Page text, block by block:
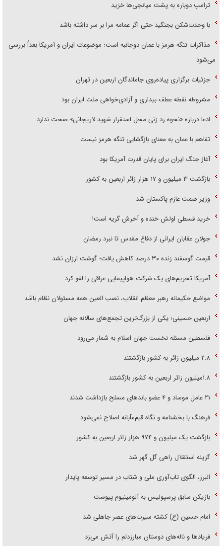
ترامپ دوباره به پشت میانجی‌ها خزید
با وحدت‌شکن بجنگید حتی اگر عمامه مرا بر سر داشته باشد
مذاکرات تنگه هرمز با عمان دوجانبه است؛ موضوعات ایران و آمریکا بعداً بررسی
می‌شود
جزئیات برگزاری پیاده‌روی جاماندگان اربعین در تهران
مشروطه نقطه عطف بیداری و آزادی‌خواهی ملت ایران بود
ادعا درباره «نحوه رد زنی محل استقرار شهید لاریجانی» صحت ندارد
تفاهم با عمان به معنای بازگشایی تنگه هرمز نیست
آغاز جنگ ایران برای پایان قدرت آمریکا بود
بازگشت ۳ میلیون و ۱۷ هزار زائر اربعین به کشور
وزیر صمت عازم پاکستان شد
خرید قسطی اولش خنده و آخرش گریه است!
جولان عقابان ایرانی از دفاع مقدس تا نبرد رمضان
قیمت گوسفند زنده ۳۰ درصد کاهش یافت؛ گوشت ارزان نشد
آمریکا تحریم‌های یک شرکت هواپیمایی عراقی را لغو کرد
مواضع حکیمانه رهبر معظم انقلاب، نصب العین همه مسئولان نظام باشد
اربعین حسینی؛ یکی از بزرگ‌ترین تجمع‌های سالانه جهان
فلسطین مسئله نخست جهان اسلام به شمار می‌رود
۲.۸ میلیون زائر به کشور بازگشتند
۱.۸میلیون زائر اربعین به کشور بازگشتند
۲۱ عامل موساد و ۴ عضو باند‌های مسلح بازداشت شدند
فرهنگ با بخشنامه و نگاه قیم‌مآبانه اصلاح نمی‌شود
بازگشت یک میلیون و ۹۷۴ هزار زائر اربعین به کشور
گزینه استقلال راهی گل گهر شد
البرز، الگوی تاب‌آوری ملی و شتاب در مسیر توسعه پایدار
بازیکن سابق پرسپولیس به آلومینیوم پیوست
امام حسین (ع) کشته سیرت‌های عصر جاهلی شد
فریاد‌ها و ناله‌های دوستان مبارزدلم را آتش می‌زد